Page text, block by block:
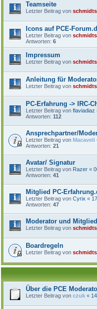
Teamseite
Letzter Beitrag von
Icons auf PCE-
Letzter Beitrag von
Antworten: 6
Impressum
Letzter Beitrag von
Anleitung für
Letzter Beitrag von
PC-Erfahrung -> IRC-
Letzter Beitrag von flaviadiaz
Antworten: 112
Ansprechpartner/
Letzter Beitrag von Macaveli
Antworten: 21
Avatar/ Signatur
Letzter Beitrag von Razer «
Antworten: 41
Mitglied PC-
Letzter Beitrag von Cyrix «
Antworten: 47
Moderator und
Letzter Beitrag von
Boardregeln
Letzter Beitrag von
Über die PCE
Letzter Beitrag von czuk «